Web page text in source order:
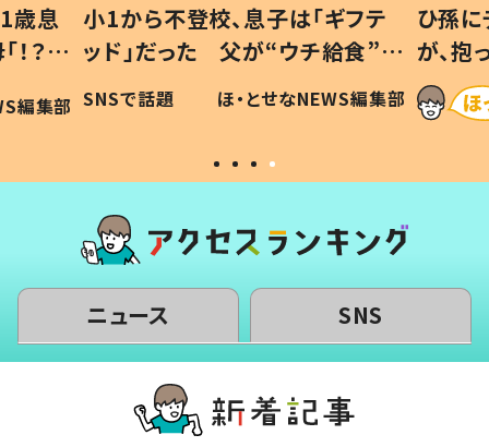
歳息
？」
編集部
小1から不登校、息子は「ギフテ
ッド」だった 父が“ウチ給食”を
作り続ける理由とは #令和の親
#令和の子
SNSで話題 ほ・とせなNEWS編集部
ひ孫
が、
「涙が
い」
ニュース SNS